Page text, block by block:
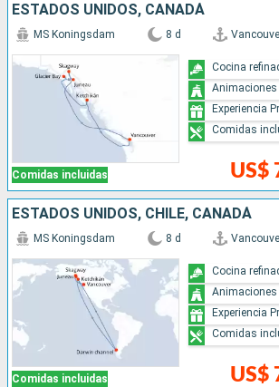
ESTADOS UNIDOS, CANADÁ
Comidas incluidas
MS Koningsdam 8 d
US$
Cocina
Experiencia
Comidas
ESTADOS UNIDOS, CHILE, CANADÁ
Comidas incluidas
MS Koningsdam 8 d
US$
Cocina
Experiencia
Comidas